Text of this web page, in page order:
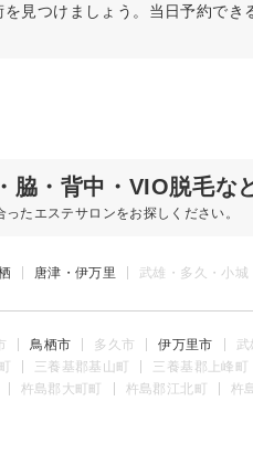
見つけましょう。当日予約でき
脇・背中・VIO脱毛な
たエステサロンをお探しください。
唐津・伊万里 武雄・多久・小城
鳥栖市 多久市 伊万里市 武
三養基郡基山町 三養基郡上峰町
杵島郡大町町 杵島郡江北町 杵